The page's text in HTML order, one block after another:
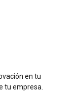
en tu
tu empresa.